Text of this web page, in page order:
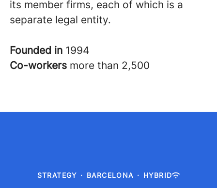
its member firms, each of which is a
separate legal entity.
Founded in 1994
Co-workers more than 2,500
STRATEGY · BARCELONA · HYBRID